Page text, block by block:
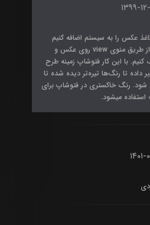
۱۲-۱۰
عکس را به سیستم اضافه کنیم
میتوانیم آن را از طریق منوی view روی عکس و
با این کار فتوشاپ زمینه طرح
داده تا رنگ‌ها تیره‌تر دیده شده تا
شود. رنگ خاکستری در فتوشاپ برای
میشود.
۰۱-۰۸